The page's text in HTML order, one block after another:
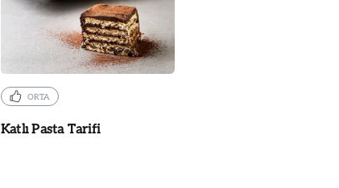
ORTA
Katlı Pasta Tarifi